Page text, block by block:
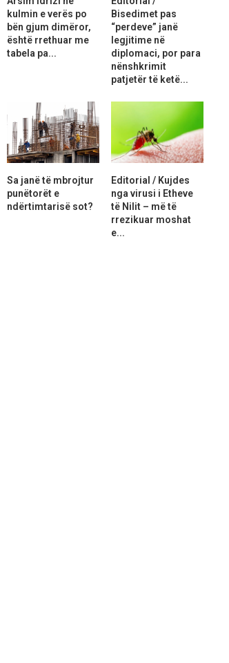
kulmin e verës po
bën gjum dimëror,
është rrethuar me
tabela pa...
Bisedimet pas
“perdeve” janë
legjitime në
diplomaci, por para
nënshkrimit
patjetër të ketë...
Sa janë të mbrojtur
punëtorët e
ndërtimtarisë sot?
Editorial / Kujdes
nga virusi i Etheve
të Nilit – më të
rrezikuar moshat
e...